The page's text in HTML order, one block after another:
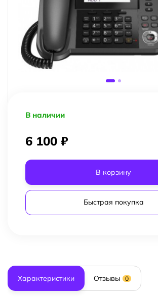
В наличии
6 100 ₽
В корзину
Быстрая покупка
Характеристики Отзывы 0